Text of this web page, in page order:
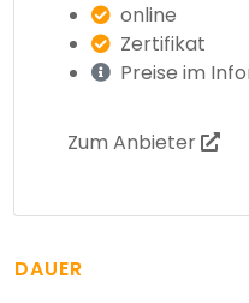
online
Zertifikat
Preise im
Zum Anbieter
DAUER